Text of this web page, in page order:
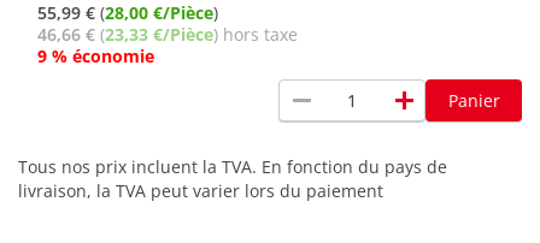
55,99 € (28,00 €/Pièce)
46,66 € (23,33 €/Pièce) hors taxe
9 % économie
remove add Panier
Tous nos prix incluent la TVA. En fonction du pays de
livraison, la TVA peut varier lors du paiement